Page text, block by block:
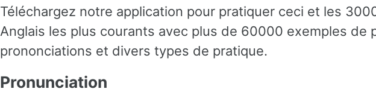
Téléchargez notre application pour pratiquer ceci et les
Anglais les plus courants avec plus de 60000 exemples de
prononciations et divers types de pratique.
Pronunciation